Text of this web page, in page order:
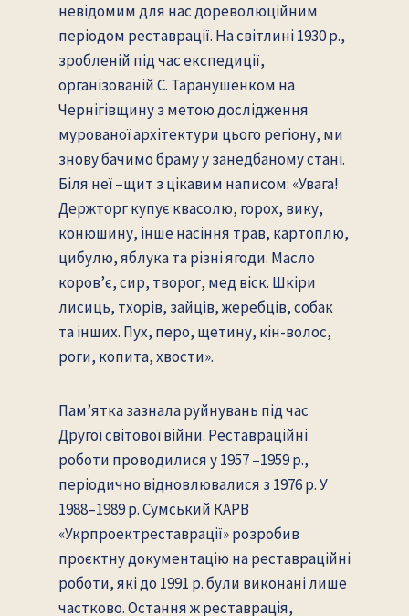
невідомим для нас дореволюційним
періодом реставрації. На світлині 1930 р.,
зробленій під час експедиції,
організованій С. Таранушенком на
Чернігівщину з метою дослідження
мурованої архітектури цього регіону, ми
знову бачимо браму у занедбаному стані.
Біля неї –щит з цікавим написом: «Увага!
Держторг купує квасолю, горох, вику,
конюшину, інше насіння трав, картоплю,
цибулю, яблука та різні ягоди. Масло
коров’є, сир, творог, мед віск. Шкіри
лисиць, тхорів, зайців, жеребців, собак
та інших. Пух, перо, щетину, кін-волос,
роги, копита, хвости».
Пам’ятка зазнала руйнувань під час
Другої світової війни. Реставраційні
роботи проводилися у 1957 –1959 р.,
періодично відновлювалися з 1976 р. У
1988–1989 р. Сумський КАРВ
«Укрпроектреставрації» розробив
проєктну документацію на реставраційні
роботи, які до 1991 р. були виконані лише
частково. Остання ж реставрація,